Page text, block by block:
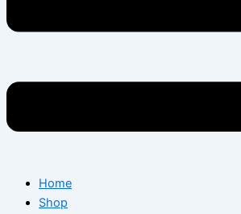
Home
Shop